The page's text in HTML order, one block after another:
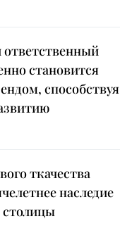
становится
способствуя
ткачества
наследие
столицы